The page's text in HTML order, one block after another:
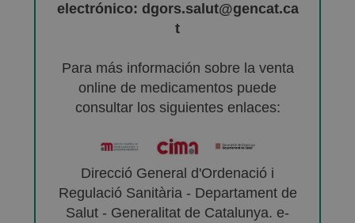
electrónico: dgors.salut@gencat.ca
t
Para más información sobre la venta
online de medicamentos puede
consultar los siguientes enlaces:
Direcció General d'Ordenació i
Regulació Sanitària - Departament de
Salut - Generalitat de Catalunya. e-